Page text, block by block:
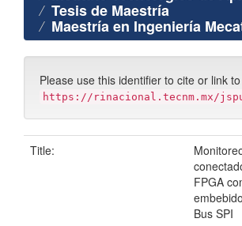
Tesis de Maestría
Maestría en Ingeniería
Please use this identifier to cite or link
https://rinacional.tecnm.mx/
Title:
FPGA
Bus SPI